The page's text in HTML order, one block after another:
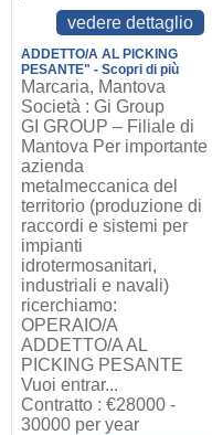
vedere dettaglio
ADDETTO/A AL PICKING
PESANTE" - Scopri di più
Marcaria, Mantova
Società : Gi Group
GI GROUP – Filiale di
Mantova Per importante
azienda
metalmeccanica del
territorio (produzione di
raccordi e sistemi per
impianti
idrotermosanitari,
industriali e navali)
ricerchiamo:
OPERAIO/A
ADDETTO/A AL
PICKING PESANTE
Vuoi entrar...
Contratto : €28000 -
30000 per year